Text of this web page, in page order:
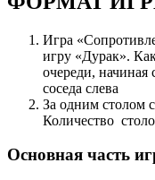
Игра
игру «Дурак».
очереди, начиная
соседа слева
За одним столом
Количество
Основная часть